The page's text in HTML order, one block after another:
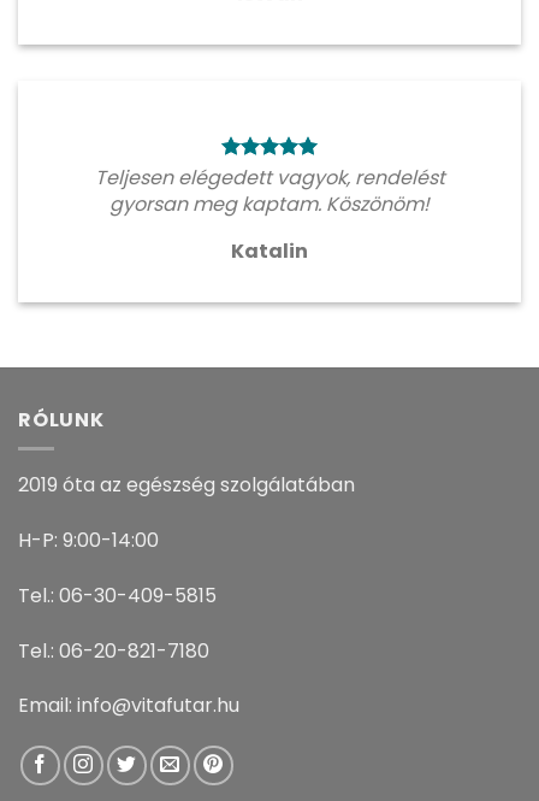
Teljesen elégedett vagyok, rendelést
gyorsan meg kaptam. Köszönöm!
Katalin
RÓLUNK
2019 óta az egészség szolgálatában
H-P: 9:00-14:00
Tel.: 06-30-409-5815
Tel.: 06-20-821-7180
Email: info@vitafutar.hu